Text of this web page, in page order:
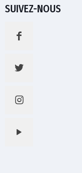
SUIVEZ-NOUS